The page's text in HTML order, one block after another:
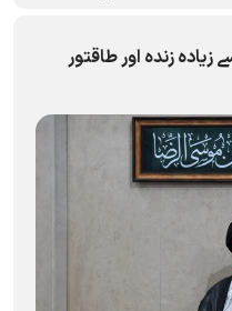
زیادہ زندہ اور طاقتور